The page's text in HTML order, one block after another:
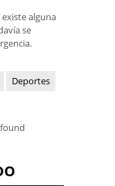
existe alguna
se
Deportes